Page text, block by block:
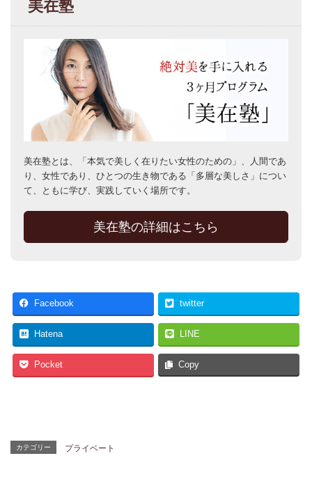
美在塾
美在塾とは、「本気で美しく在りたい女性のための」、人間であ
り、女性であり、ひとつの生き物である「多層な美しさ」につい
て、ともに学び、実践していく場所です。
美在塾の詳細はこちら
Facebook twitter
Hatena LINE
Pocket Copy
カテゴリー プライベート